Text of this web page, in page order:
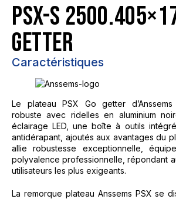
PSX-S
GETTER
Caractéristiques
Le plateau PSX Go getter
robuste avec ridelles en aluminium
éclairage LED, une boîte à outils
antidérapant, ajoutés aux avantages du
allie robustesse exceptionnelle,
polyvalence professionnelle, répondant
utilisateurs les plus exigeants.
La remorque plateau Anssems PSX se